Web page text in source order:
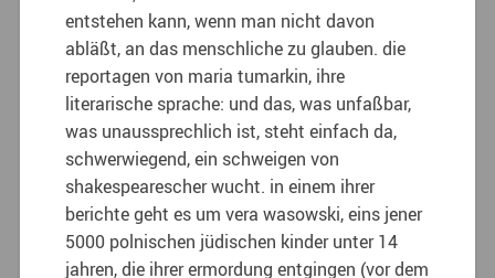
entstehen kann, wenn man nicht davon
abläßt, an das menschliche zu glauben. die
reportagen von maria tumarkin, ihre
literarische sprache: und das, was unfaßbar,
was unaussprechlich ist, steht einfach da,
schwerwiegend, ein schweigen von
shakespearescher wucht. in einem ihrer
berichte geht es um vera wasowski, eins jener
5000 polnischen jüdischen kinder unter 14
jahren, die ihrer ermordung entgingen (vor dem